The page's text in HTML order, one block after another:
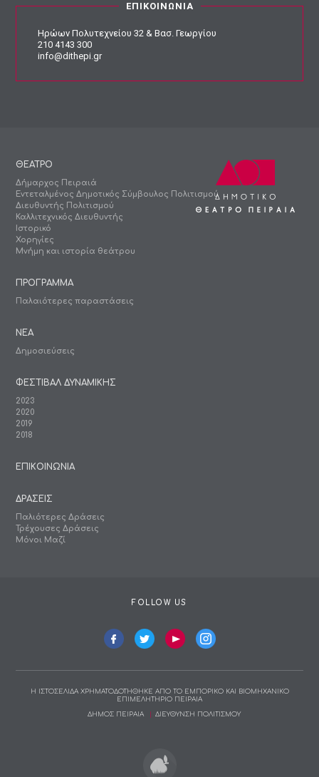
ΕΠΙΚΟΙΝΩΝΙΑ
Ηρώων Πολυτεχνείου 32 & Βασ. Γεωργίου
210 4143 300
info@dithepi.gr
ΘΕΑΤΡΟ
Δήμαρχος Πειραιά
Εντεταλμένος Δημοτικός Σύμβουλος Πολιτισμού
Διευθυντής Πολιτισμού
Καλλιτεχνικός Διευθυντής
Ιστορικό
Χορηγίες
Μνήμη και ιστορία θεάτρου
ΠΡΟΓΡΑΜΜΑ
Παλαιότερες παραστάσεις
ΝΕΑ
Δημοσιεύσεις
ΦΕΣΤΙΒΑΛ ΔΥΝΑΜΙΚΗΣ
2023
2020
2019
2018
ΕΠΙΚΟΙΝΩΝΙΑ
ΔΡΑΣΕΙΣ
Παλιότερες Δράσεις
Τρέχουσες Δράσεις
Μόνοι Μαζί
FOLLOW US
Η ΙΣΤΟΣΕΛΙΔΑ ΧΡΗΜΑΤΟΔΟΤΗΘΗΚΕ ΑΠΟ ΤΟ ΕΜΠΟΡΙΚΟ ΚΑΙ ΒΙΟΜΗΧΑΝΙΚΟ
ΕΠΙΜΕΛΗΤΗΡΙΟ ΠΕΙΡΑΙΑ
ΔΗΜΟΣ ΠΕΙΡΑΙΑ ΔΙΕΥΘΥΝΣΗ ΠΟΛΙΤΙΣΜΟΥ